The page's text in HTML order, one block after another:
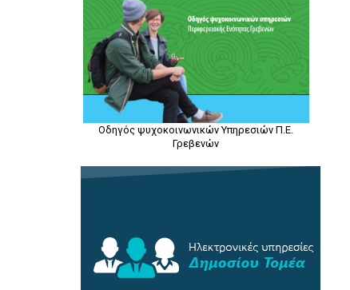
Οδηγός ψυχοκοινωνικών Υπηρεσιών Π.Ε.
Γρεβενών